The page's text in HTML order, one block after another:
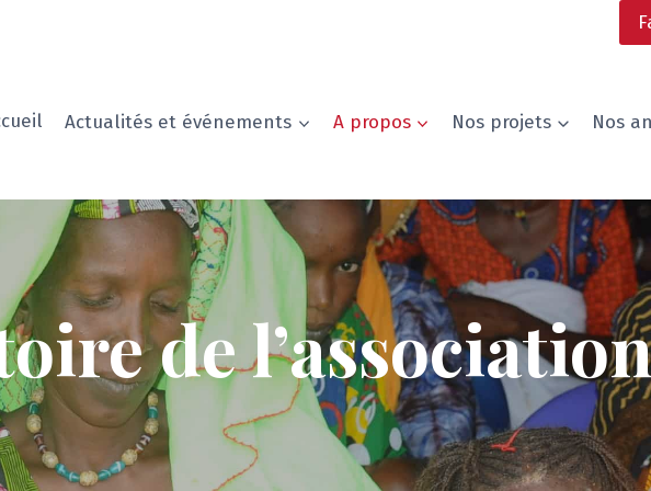
Actualités et événements A propos Nos projets Nos
de